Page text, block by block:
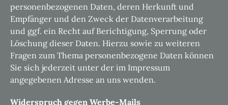
personenbezogenen Daten, deren Herkunft und
Empfänger und den Zweck der Datenverarbeitung
und ggf. ein Recht auf Berichtigung, Sperrung oder
Löschung dieser Daten. Hierzu sowie zu weiteren
Fragen zum Thema personenbezogene Daten können
Sie sich jederzeit unter der im Impressum
angegebenen Adresse an uns wenden.
Widerspruch gegen Werbe-Mails